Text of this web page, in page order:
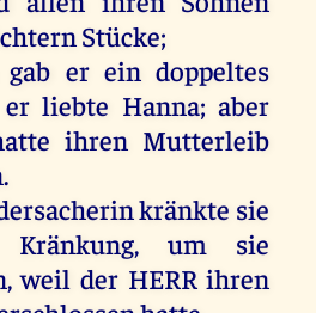
Stücke;
gab er eindoppeltes
er liebte Hanna;aber
ihren Mutterleib
.
kränkte sie
Kränkung, um
sie
weil der HERR ihren